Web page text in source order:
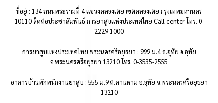
ที่อยู่ : 184 ถนนพระรามที่ 4 แขวงคลองเตย เขตคลองเตย กรุงเทพมหานคร
10110 ติดต่อประชาสัมพันธ์ การยาสูบแห่งประเทศไทย Call center โทร. 0-
2229-1000
การยาสูบแห่งประเทศไทย พระนครศรีอยุธยา : 999 ม.4 ต.อุทัย อ.อุทัย
จ.พระนครศรีอยุธยา 13210 โทร. 0-3535-2555
อาคารบ้านพักพนักงานยาสูบ : 555 ม.9 ต.คานหาม อ.อุทัย จ.พระนครศรีอยุธยา
13210